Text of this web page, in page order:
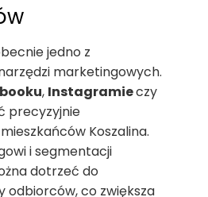
jedno z
marketingowych.
, Instagramieczy
precyzyjnie
Koszalina.
i segmentacji
dotrzeć do
odbiorców, co zwiększa